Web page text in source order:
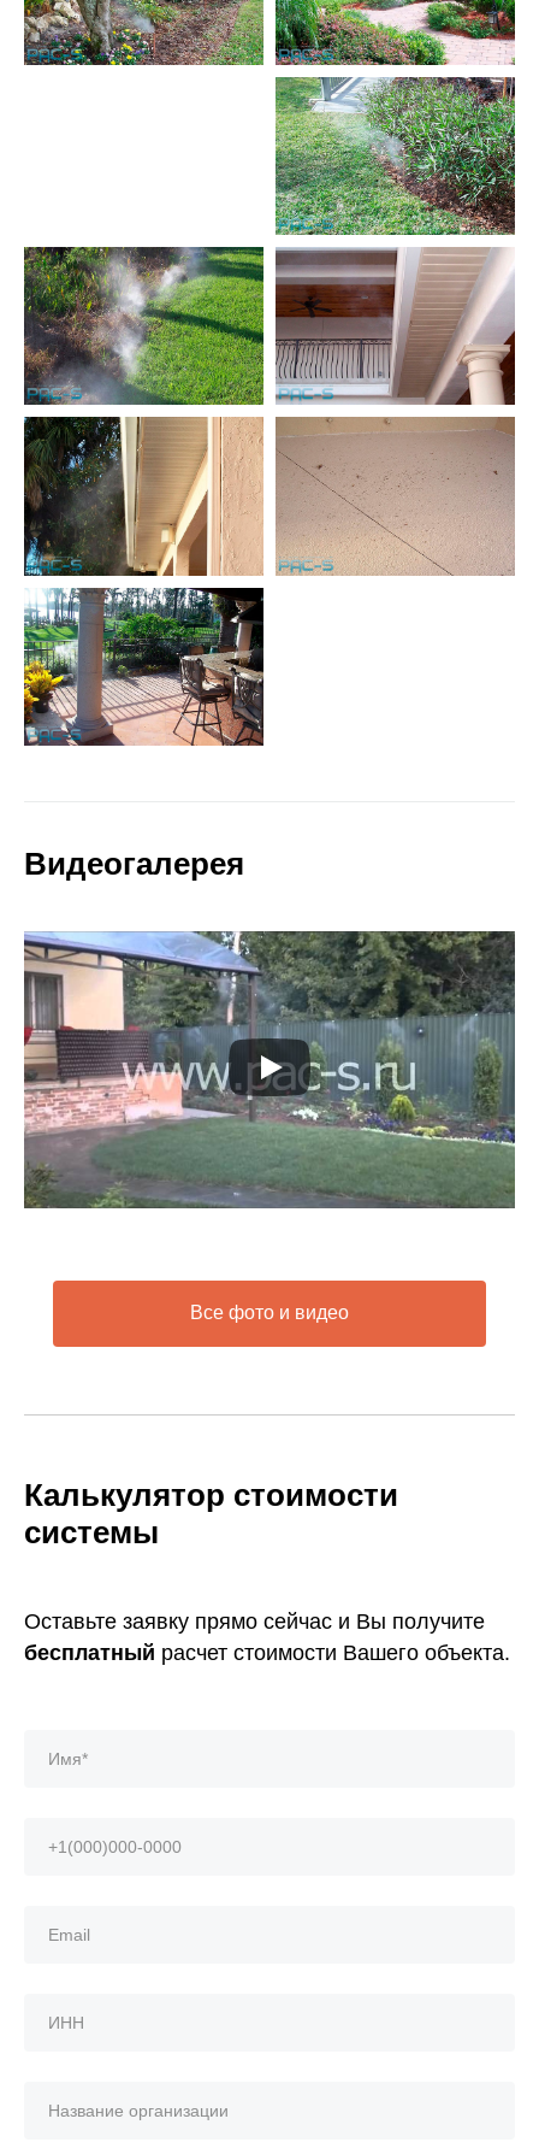
Видеогалерея
Все фото и видео
Калькулятор стоимости
системы
Оставьте заявку прямо сейчас и Вы получите
бесплатный расчет стоимости Вашего объекта.